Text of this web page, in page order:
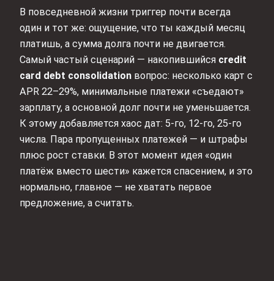
В повседневной жизни триггер почти всегда
один и тот же: ощущение, что ты каждый месяц
платишь, а сумма долга почти не двигается.
Самый частый сценарий — накопившийся credit
card debt consolidation вопрос: несколько карт с
APR 22–29%, минимальные платежи «съедают»
зарплату, а основной долг почти не уменьшается.
К этому добавляется хаос дат: 5‑го, 12‑го, 25‑го
числа. Пара пропущенных платежей — и штрафы
плюс рост ставки. В этот момент идея «один
платёж вместо шести» кажется спасением, и это
нормально, главное — не хватать первое
предложение, а считать.